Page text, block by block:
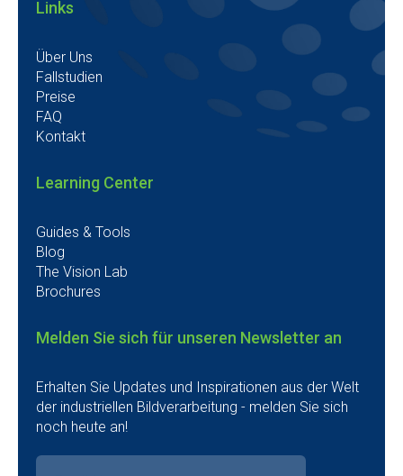
Links
Über Uns
Fallstudien
Preise
FAQ
Kontakt
Learning Center
Guides & Tools
Blog
The Vision Lab
Brochures
Melden Sie sich für unseren Newsletter an
Erhalten Sie Updates und Inspirationen aus der Welt
der industriellen Bildverarbeitung - melden Sie sich
noch heute an!